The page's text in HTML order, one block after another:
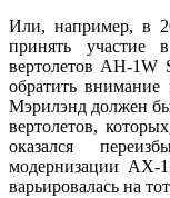
Или, например, в
принять участие
вертолетов AH-1W
обратить
Мэрилэнд должен
вертолетов,
оказался
модернизации AX-
варьировалась на